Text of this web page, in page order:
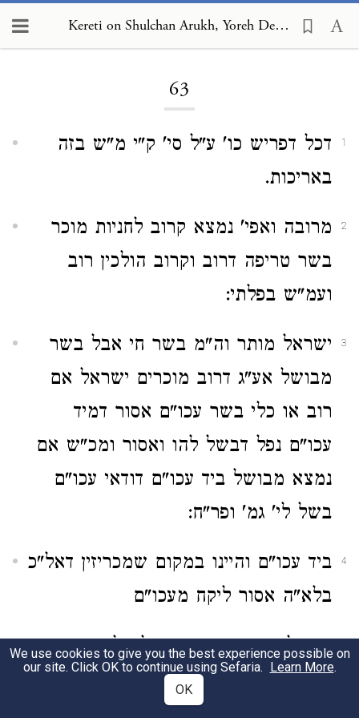
Kereti on Shulchan Arukh, Yoreh De'ah 63
63
1
דכל דפריש כו' ע"ל סי' ק"י מ"ש בזה
באריכות.
2
מרובה ואפי' נמצא קרוב לחניות מוכר
בשר טריפה דרוב וקרוב הולכין רוב
ועמ"ש בפלתי:
3
ישראל מותר וה"מ בשר חי אבל בשר
מבושל אע"ג דרוב מוכרים ישראל אם
רוב או כלי בשר עכו"ם אסור דמיד
עכו"ם נפל דבשל להו ואסור ומכ"ש אם
נמצא מבושל ביד עכו"ם דודאי עכו"ם
בשל לי' גמ' ופר"ח:
4
ביד עכו"ם והיינו במקום שמכריזין דאל"כ
בלא"ה אסור ליקח מעכו"ם
ממי לקחע"ל סימן ק"ידלא לקח בפנינו
אבל לקח בפנינו ה"ל פרוש מקביעות
We use cookies to give you the best experience possible on
our site. Click OK to continue using Sefaria. Learn More.
OK